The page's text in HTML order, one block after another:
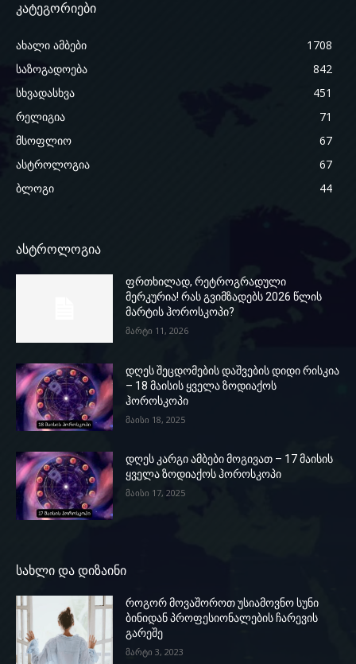
კატეგორიები
ახალი ამბები
1708
საზოგადოება
842
სხვადასხვა
451
რელიგია
71
მსოფლიო
67
ასტროლოგია
67
ბლოგი
44
ასტროლოგია
ფრთხილად, რეტროგრადული
მერკურია! რას გვიმზადებს 2026 წლის
მარტის ჰოროსკოპი?
მარტი 11, 2026
დღეს შეცდომების დაშვების დიდი რისკია
– 18 მაისის ყველა ზოდიაქოს
ჰოროსკოპი
მაისი 18, 2025
დღეს კარგი ამბები მოგივათ – 17 მაისის
ყველა ზოდიაქოს ჰოროსკოპი
მაისი 17, 2025
სახლი და დიზაინი
როგორ მოვაშოროთ უსიამოვნო სუნი
ბინიდან პროფესიონალების ჩარევის
გარეშე
მარტი 3, 2023